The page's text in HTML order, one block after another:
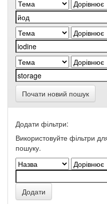
Почати новий пошук
Додати фільтри:
Використовуйте фільтри
пошуку.